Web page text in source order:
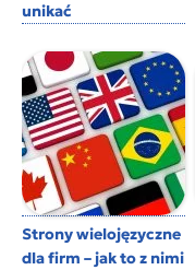
unikać
Strony wielojęzyczne
dla firm – jak to z nimi